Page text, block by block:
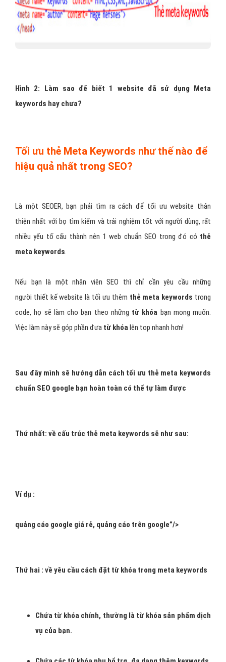
Hình 2: Làm sao để biết 1 website đã sử dụng Meta
keywords hay chưa?
Tối ưu thẻ Meta Keywords như thế nào để
hiệu quả nhất trong SEO?
Là một SEOER, bạn phải tìm ra cách để tối ưu website thân
thiện nhất với bọ tìm kiếm và trải nghiệm tốt với người dùng, rất
nhiều yếu tố cấu thành nên 1 web chuẩn SEO trong đó có thẻ
meta keywords.
Nếu bạn là một nhân viên SEO thì chỉ cần yêu cầu những
người thiết kế website là tối ưu thêm thẻ meta keywords trong
code, họ sẽ làm cho bạn theo những từ khóa bạn mong muốn.
Việc làm này sẽ góp phần đưa từ khóalên top nhanh hơn!
Sau đây mình sẽ hướng dẫn cách tối ưu thẻ meta keywords
chuẩn SEO google bạn hoàn toàn có thể tự làm được
Thứ nhất: về cấu trúc thẻ meta keywords sẽ như sau:
Ví dụ :
quảng cáo google giá rẻ, quảng cáo trên google”/>
Thứ hai : về yêu cầu cách đặt từ khóa trong meta keywords
Chứa từ khóa chính, thường là từ khóa sản phẩm dịch
vụ của bạn.